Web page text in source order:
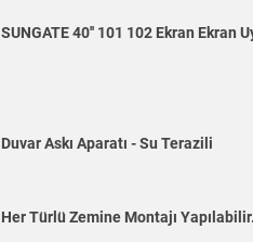
SUNGATE 40'' 101 102 Ekran Ekran
Duvar Askı Aparatı - Su Terazili
Her Türlü Zemine Montajı Yapılabilir.